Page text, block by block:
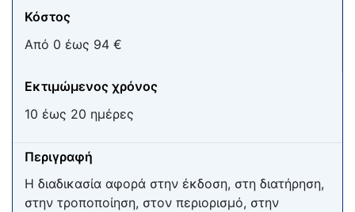
Κόστος
Από 0 έως 94 €
Εκτιμώμενος χρόνος
10 έως 20 ημέρες
Περιγραφή
Η διαδικασία αφορά στην έκδοση, στη διατήρηση,
στην τροποποίηση, στον περιορισμό, στην